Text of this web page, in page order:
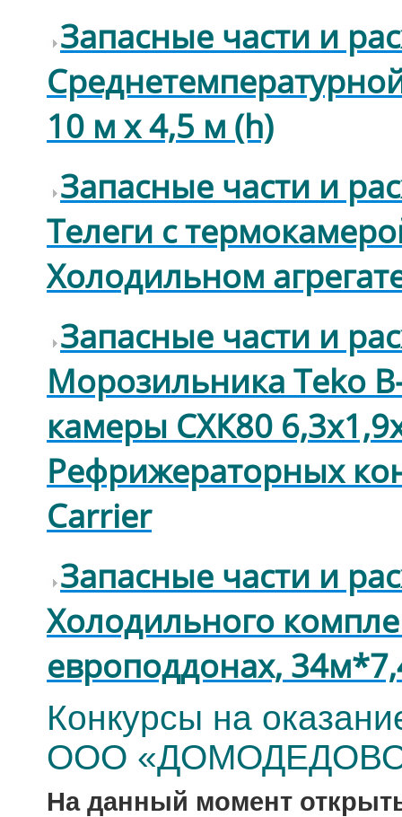
Запасные части и
10 м х 4,5 м (h)
Запасные части и
Телеги с
Холодильном
Запасные части и
Морозильника Teko
камеры СХК80
Рефрижераторных
Carrier
Запасные части и
Холодильного
европоддонах,
Конкурсы на
ООО
На данный момент